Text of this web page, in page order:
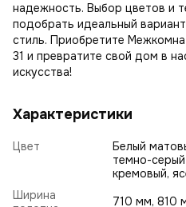
надежность. Выбор цветов и
подобрать идеальный
стиль. Приобретите
31 и превратите свой дом в
искусства!
Характеристики
Цвет
Белый
темно-
кремовый,
Ширина
710 мм, 810